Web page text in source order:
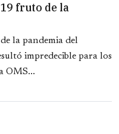
fruto de la
la pandemia del
impredecible para los
OMS...